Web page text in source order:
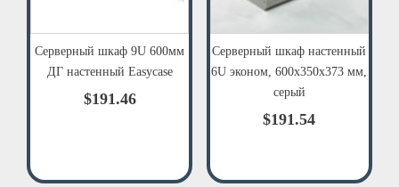
Серверный шкаф 9U 600мм
ДГ настенный Easycase
$191.46
Серверный шкаф настенный
6U эконом, 600x350x373 мм,
серый
$191.54